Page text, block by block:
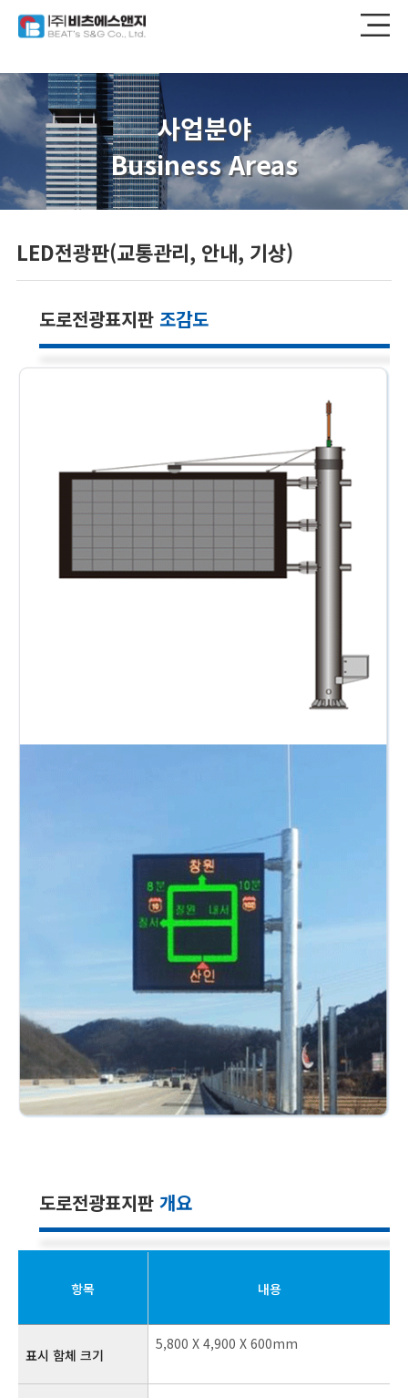
사업분야
Business Areas
LED전광판(교통관리, 안내, 기상)
도로전광표지판 조감도
도로전광표지판 개요
항목 내용
표시 함체 크기
5,800 X 4,900 X 600mm